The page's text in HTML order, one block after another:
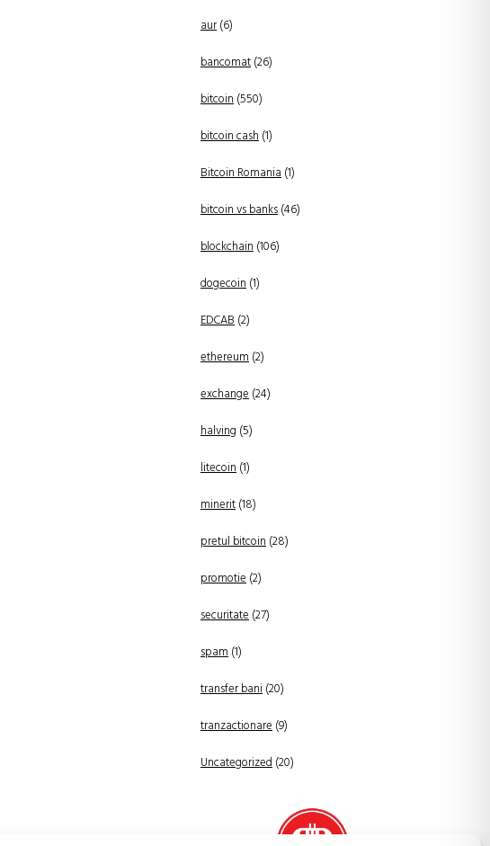
aur(6)
bancomat(26)
bitcoin(550)
bitcoin cash(1)
Bitcoin Romania(1)
bitcoin vs banks(46)
blockchain(106)
dogecoin(1)
EDCAB(2)
ethereum(2)
exchange(24)
halving (5)
litecoin(1)
minerit(18)
pretul bitcoin(28)
promotie(2)
securitate(27)
spam(1)
transfer bani(20)
tranzactionare(9)
Uncategorized(20)